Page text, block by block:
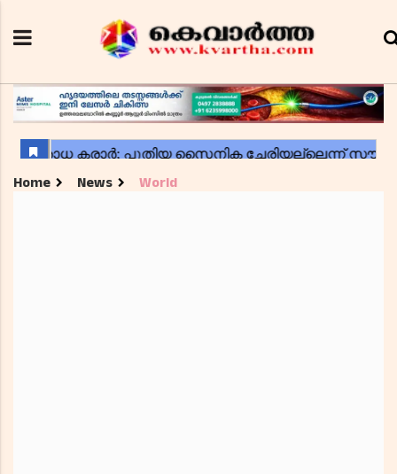
Home News World